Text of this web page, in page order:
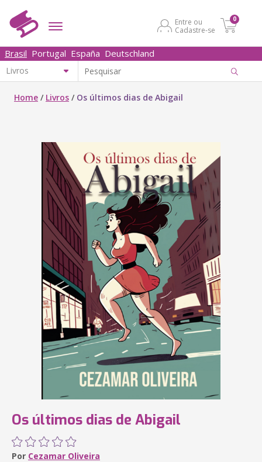
Entre ou
Cadastre-se
0
Brasil Portugal España Deutschland
Home / Livros / Os últimos dias de Abigail
Os últimos dias de Abigail
Por Cezamar Oliveira